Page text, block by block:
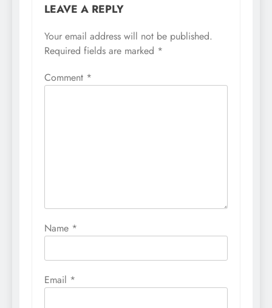
LEAVE A REPLY
Your email address will not be published.
Required fields are marked *
Comment *
Name *
Email *